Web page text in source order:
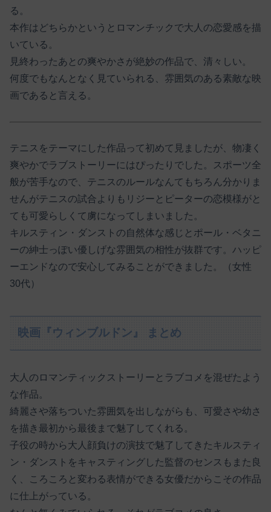
る。
本作はどちらかというとロマンチックで大人の恋愛感を描
いている。
見終わったあとの爽やかさが絶妙の作品で、清々しい。
何度でもなんとなく見ていられる、雰囲気のある素敵な映
画であると言える。
テニスをテーマにした作品って初めて見ましたが、物凄く
爽やかでラブストーリーにはぴったりでした。スポーツ全
般が苦手なので、テニスのルールなんてもちろん分かりま
せんがテニスの試合よりもリジーとピーターの恋模様がと
ても可愛らしくて虜になってしまいました。
キルスティン・ダンストの自然体な感じとポール・ベタニ
ーの紳士っぽい優しげな雰囲気の相性が抜群です。ハッピ
ーエンドなので安心してみることができました。（女性
30代）
映画『ウィンブルドン』 まとめ
大人のロマンティックストーリーとラブコメを混ぜたよう
な作品。
綺麗さや落ちついた雰囲気を出しながらも、可愛さや幼さ
を描き最初から最後まで魅了してくれる。
子役の時から大人顔負けの演技で魅了してきたキルスティ
ン・ダンストをキャスティングした監督のセンスもまた良
く、ころころと変わる表情ができる女優だからこその作品
に仕上がっている。